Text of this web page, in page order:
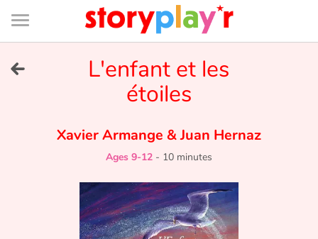
Connexion
Bibliothèque
de
page
Try for free
L'enfant et les
étoiles
Xavier Armange &Juan Hernaz
Ages 9-12 - 10 minutes